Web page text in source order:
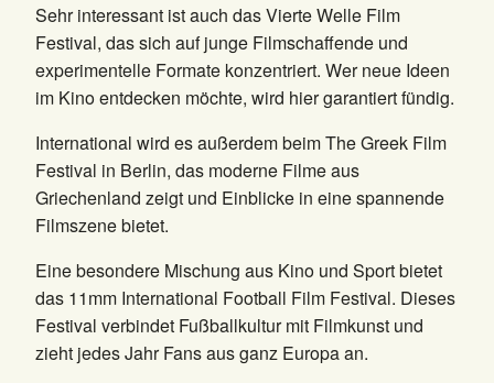
Sehr interessant ist auch das Vierte Welle Film
Festival, das sich auf junge Filmschaffende und
experimentelle Formate konzentriert. Wer neue Ideen
im Kino entdecken möchte, wird hier garantiert fündig.
International wird es außerdem beim The Greek Film
Festival in Berlin, das moderne Filme aus
Griechenland zeigt und Einblicke in eine spannende
Filmszene bietet.
Eine besondere Mischung aus Kino und Sport bietet
das 11mm International Football Film Festival. Dieses
Festival verbindet Fußballkultur mit Filmkunst und
zieht jedes Jahr Fans aus ganz Europa an.